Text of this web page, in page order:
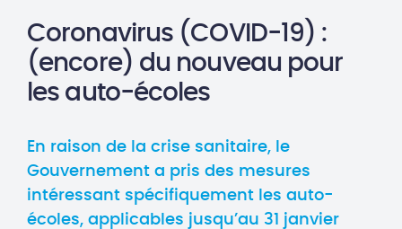
Coronavirus (COVID-19) :
(encore) du nouveau pour
les auto-écoles
En raison de la crise sanitaire, le
Gouvernement a pris des mesures
intéressant spécifiquement les auto-
écoles, applicables jusqu’au 31 janvier